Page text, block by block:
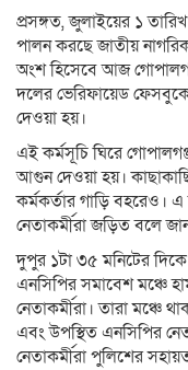
প্রসঙ্গত, জুলাইয়ের ১
পালন করছে জাতীয়
অংশ হিসেবে আজ
দলের ভেরিফায়েড ফেসবুকে
দেওয়া হয়।
এই কর্মসূচি ঘিরে
আগুন দেওয়া হয়।
কর্মকর্তার গাড়ি বহরেও।
নেতাকর্মীরা জড়িত বলে
দুপুর ১টা ৩৫ মনিটের
এনসিপির সমাবেশ মঞ্চে
নেতাকর্মীরা। তারা মঞ্চে
এবং উপস্থিত এনসিপির
নেতাকর্মীরা পুলিশের